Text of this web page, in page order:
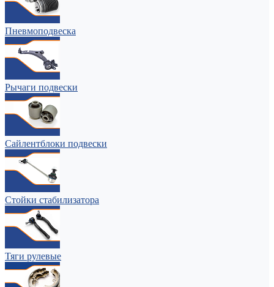
Пневмоподвеска
Рычаги подвески
Сайлентблоки подвески
Стойки стабилизатора
Тяги рулевые